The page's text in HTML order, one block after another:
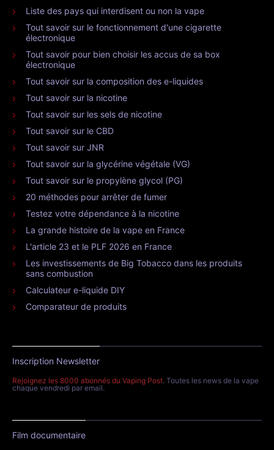
Liste des pays qui interdisent ou non la vape
Tout savoir sur le fonctionnement d'une cigarette
électronique
Tout savoir pour bien choisir les accus de sa box
électronique
Tout savoir sur la composition des e-liquides
Tout savoir sur la nicotine
Tout savoir sur les sels de nicotine
Tout savoir sur le CBD
Tout savoir sur JNR
Tout savoir sur la glycérine végétale (VG)
Tout savoir sur le propylène glycol (PG)
20 méthodes pour arrêter de fumer
Testez votre dépendance à la nicotine
La grande histoire de la vape en France
L'article 23 et le PLF 2026 en France
Les investissements de Big Tobacco dans les produits
sans combustion
Calculateur e-liquide DIY
Comparateur de produits
Inscription Newsletter
Rejoignez les 8000 abonnés du Vaping Post. Toutes les news de la vape
chaque vendredi par email.
Film documentaire